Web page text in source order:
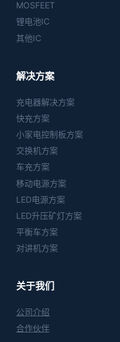
MOSFEET
锂电池IC
其他IC
解决方案
充电器解决方案
快充方案
小家电控制板方案
交换机方案
车充方案
移动电源方案
LED电源方案
LED升压矿灯方案
平衡车方案
对讲机方案
关于我们
公司介绍
合作伙伴